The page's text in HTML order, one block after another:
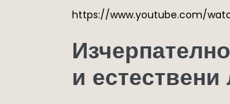
https://www.youtube.com/
и естествени